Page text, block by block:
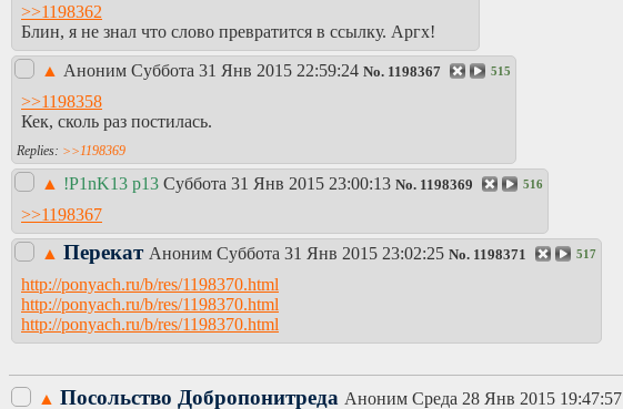
>>1198362
Блин, я не знал что слово превратится в ссылку. Аргх!
▲ Аноним Суббота 31 Янв 2015 22:59:24 No. 1198367 515
>>1198358
Кек, сколь раз постилась.
>>1198369
▲ !P1nK13 p13 Суббота 31 Янв 2015 23:00:13 No. 1198369 516
>>1198367
▲ Перекат Аноним Суббота 31 Янв 2015 23:02:25 No. 1198371 517
http://ponyach.ru/b/res/1198370.html
http://ponyach.ru/b/res/1198370.html
http://ponyach.ru/b/res/1198370.html
▲ Посольство Добропонитреда Аноним Среда 28 Янв 2015 19:47:57